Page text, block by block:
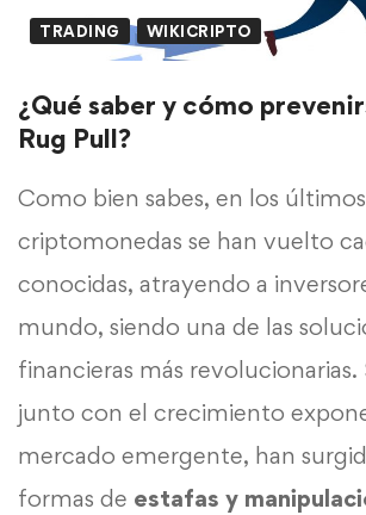
TRADING WIKICRIPTO
¿Qué saber y cómo
Rug Pull?
Como bien sabes, en los
criptomonedas se han vuelto
conocidas, atrayendo a
mundo, siendo una de las
financieras más
junto con el crecimiento
mercado emergente, han
formas de estafas y